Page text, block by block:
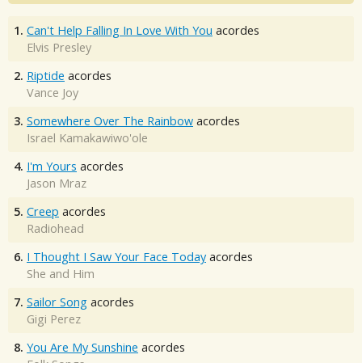
1. Can't Help Falling In Love With You acordes
Elvis Presley
2. Riptide acordes
Vance Joy
3. Somewhere Over The Rainbow acordes
Israel Kamakawiwo'ole
4. I'm Yours acordes
Jason Mraz
5. Creep acordes
Radiohead
6. I Thought I Saw Your Face Today acordes
She and Him
7. Sailor Song acordes
Gigi Perez
8. You Are My Sunshine acordes